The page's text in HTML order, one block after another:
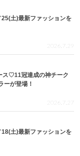
25(土)最新ファッションを
2026.7.29
ス♡11冠達成の神チーク
ーが登場！
2026.7.27
18(土)最新ファッションを